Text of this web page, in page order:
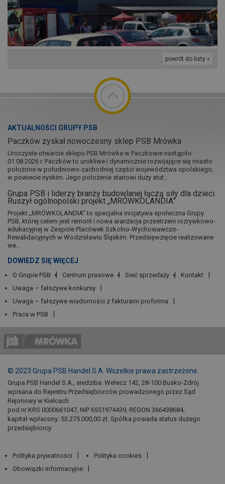
powrót do listy »
AKTUALNOŚCI GRUPY PSB
Paczków zyskał nowoczesny sklep PSB Mrówka
Uroczyste otwarcie sklepu PSB Mrówka w Paczkowie nastąpiło
01.08.2026 r. Paczków to urokliwe i dynamicznie rozwijające się miasto
położone w południowo-zachodniej części województwa opolskiego,
w powiecie nyskim. Jego położenie stanowi duży atut...
Grupa PSB i liderzy branży budowlanej łączą siły dla dzieci.
Ruszył ogólnopolski projekt „MRÓWKOLANDIA”
Projekt „MRÓWKOLANDIA” to specjalna inicjatywa społeczna Grupy
PSB, której celem jest remont i nowa aranżacja przestrzeni rozrywkowo-
edukacyjnej w Zespole Placówek Szkolno-Wychowawczo-
Rewalidacyjnych w Wodzisławiu Śląskim. Przedsięwzięcie realizowane
we...
DOWIEDZ SIĘ WIĘCEJ
O Grupie PSB Centrum prasowe Sieć sprzedaży
Kontakt
Uwaga – fałszywe konkursy
Uwaga – fałszywe wiadomości z fakturami proforma
Praca w PSB
© 2023 Grupa PSB Handel S.A. Wszelkie prawa zastrzeżone.
Grupa PSB Handel S.A., siedziba: Wełecz 142, 28-100 Busko-Zdrój
wpisana do Rejestru Przedsiębiorców prowadzonego przez Sąd
Rejonowy w Kielcach
pod nr KRS 0000661047, NIP 6551974439, REGON 366438684,
kapitał wpłacony: 53.275.000,00 zł. Spółka posiada status dużego
przedsiębiorcy.
Polityka prywatności
Polityka cookies
Obowiązki informacyjne